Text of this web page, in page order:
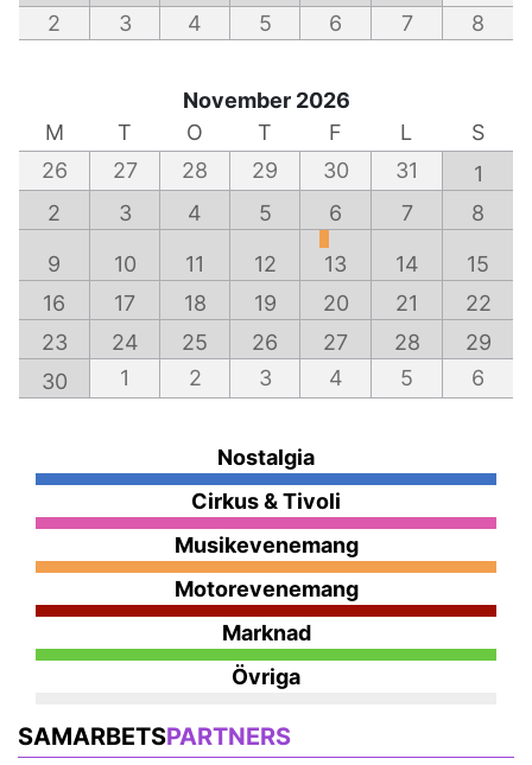
2
3 4 5 6 7 8
November 2026
M
T O T F L
S
26
27 28 29 30 31
1
2
3 4 5 6 7 8
9 10 11 12 13 14
15
16
17 18 19 20 21
22
23
24 25 26 27 28
29
30
1 2 3 4 5 6
Nostalgia
Cirkus & Tivoli
Musikevenemang
Motorevenemang
Marknad
Övriga
SAMARBETSPARTNERS